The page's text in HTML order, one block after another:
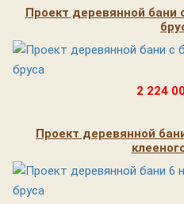
Проект деревянной бани
2 224
Проект деревянной